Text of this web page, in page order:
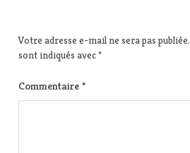
Votre adresse e-mail ne sera pas publiée.
sont indiqués avec*
Commentaire *